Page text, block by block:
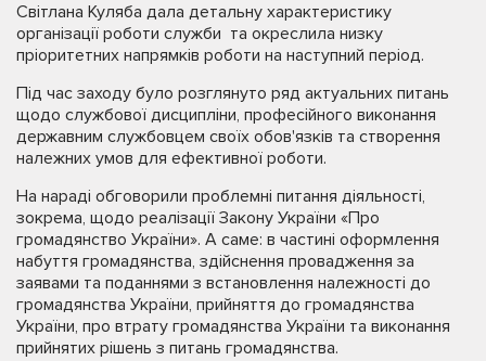
Світлана Куляба дала детальну характеристику
організації роботи служби та окреслила низку
пріоритетних напрямків роботи на наступний період.
Під час заходу було розглянуто ряд актуальних питань
щодо службової дисципліни, професійного виконання
державним службовцем своїх обов'язків та створення
належних умов для ефективної роботи.
На нараді обговорили проблемні питання діяльності,
зокрема, щодо реалізації Закону України «Про
громадянство України». А саме: в частині оформлення
набуття громадянства, здійснення провадження за
заявами та поданнями з встановлення належності до
громадянства України, прийняття до громадянства
України, про втрату громадянства України та виконання
прийнятих рішень з питань громадянства.